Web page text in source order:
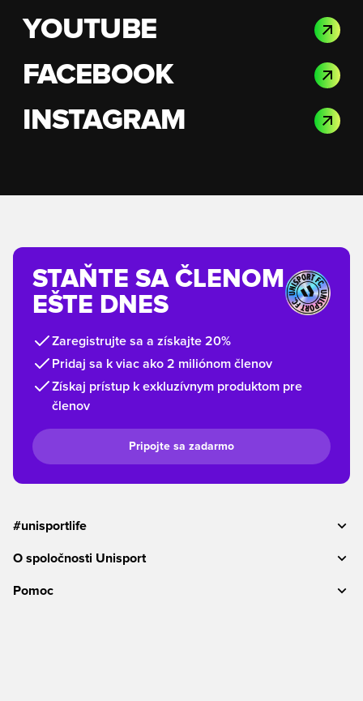
YOUTUBE
FACEBOOK
INSTAGRAM
STAŇTE SA ČLENOM
EŠTE DNES
Zaregistrujte sa a získajte 20%
Pridaj sa k viac ako 2 miliónom členov
Získaj prístup k exkluzívnym produktom pre
členov
Pripojte sa zadarmo
#unisportlife
O spoločnosti Unisport
Pomoc